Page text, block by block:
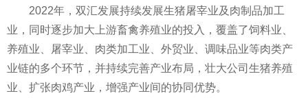
2022年，双汇发展持续发展生猪屠宰业及肉制品加工
业，同时逐步加大上游畜禽养殖业的投入，覆盖了饲料业、
养殖业、屠宰业、肉类加工业、外贸业、调味品业等肉类产
业链的多个环节，并持续完善产业布局，壮大公司生猪养殖
业、扩张肉鸡产业，增强产业间的协同优势。